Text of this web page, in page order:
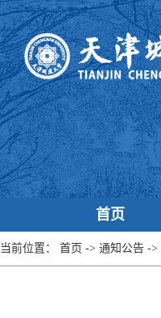
首页
当前位置： 首页 -> 通知公告 ->